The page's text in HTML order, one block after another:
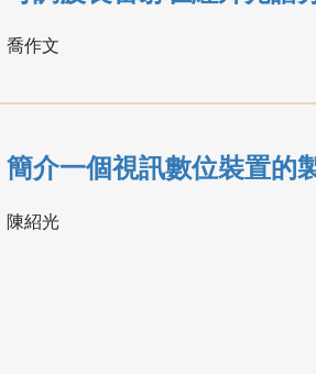
喬作文
簡介一個視訊數位裝置的
陳紹光